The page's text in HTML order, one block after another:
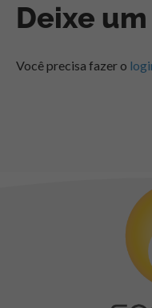
Deixe
Você precisa fazer o